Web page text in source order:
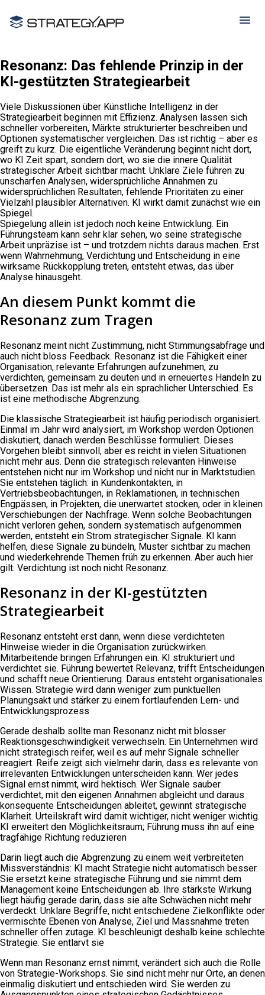
Resonanz: Das fehlende Prinzip in der
KI-gestützten Strategiearbeit
Viele Diskussionen über Künstliche Intelligenz in der
Strategiearbeit beginnen mit Effizienz. Analysen lassen sich
schneller vorbereiten, Märkte strukturierter beschreiben und
Optionen systematischer vergleichen. Das ist richtig – aber es
greift zu kurz. Die eigentliche Veränderung beginnt nicht dort,
wo KI Zeit spart, sondern dort, wo sie die innere Qualität
strategischer Arbeit sichtbar macht. Unklare Ziele führen zu
unscharfen Analysen, widersprüchliche Annahmen zu
widersprüchlichen Resultaten, fehlende Prioritäten zu einer
Vielzahl plausibler Alternativen. KI wirkt damit zunächst wie ein
Spiegel.
Spiegelung allein ist jedoch noch keine Entwicklung. Ein
Führungsteam kann sehr klar sehen, wo seine strategische
Arbeit unpräzise ist – und trotzdem nichts daraus machen. Erst
wenn Wahrnehmung, Verdichtung und Entscheidung in eine
wirksame Rückkopplung treten, entsteht etwas, das über
Analyse hinausgeht.
An diesem Punkt kommt die
Resonanz zum Tragen
Resonanz meint nicht Zustimmung, nicht Stimmungsabfrage und
auch nicht bloss Feedback. Resonanz ist die Fähigkeit einer
Organisation, relevante Erfahrungen aufzunehmen, zu
verdichten, gemeinsam zu deuten und in erneuertes Handeln zu
übersetzen. Das ist mehr als ein sprachlicher Unterschied. Es
ist eine methodische Abgrenzung.
Die klassische Strategiearbeit ist häufig periodisch organisiert.
Einmal im Jahr wird analysiert, im Workshop werden Optionen
diskutiert, danach werden Beschlüsse formuliert. Dieses
Vorgehen bleibt sinnvoll, aber es reicht in vielen Situationen
nicht mehr aus. Denn die strategisch relevanten Hinweise
entstehen nicht nur im Workshop und nicht nur in Marktstudien.
Sie entstehen täglich: in Kundenkontakten, in
Vertriebsbeobachtungen, in Reklamationen, in technischen
Engpässen, in Projekten, die unerwartet stocken, oder in kleinen
Verschiebungen der Nachfrage. Wenn solche Beobachtungen
nicht verloren gehen, sondern systematisch aufgenommen
werden, entsteht ein Strom strategischer Signale. KI kann
helfen, diese Signale zu bündeln, Muster sichtbar zu machen
und wiederkehrende Themen früh zu erkennen. Aber auch hier
gilt: Verdichtung ist noch nicht Resonanz.
Resonanz in der KI-gestützten
Strategiearbeit
Resonanz entsteht erst dann, wenn diese verdichteten
Hinweise wieder in die Organisation zurückwirken.
Mitarbeitende bringen Erfahrungen ein. KI strukturiert und
verdichtet sie. Führung bewertet Relevanz, trifft Entscheidungen
und schafft neue Orientierung. Daraus entsteht organisationales
Wissen. Strategie wird dann weniger zum punktuellen
Planungsakt und stärker zu einem fortlaufenden Lern- und
Entwicklungsprozess
Gerade deshalb sollte man Resonanz nicht mit blosser
Reaktionsgeschwindigkeit verwechseln. Ein Unternehmen wird
nicht strategisch reifer, weil es auf mehr Signale schneller
reagiert. Reife zeigt sich vielmehr darin, dass es relevante von
irrelevanten Entwicklungen unterscheiden kann. Wer jedes
Signal ernst nimmt, wird hektisch. Wer Signale sauber
verdichtet, mit den eigenen Annahmen abgleicht und daraus
konsequente Entscheidungen ableitet, gewinnt strategische
Klarheit. Urteilskraft wird damit wichtiger, nicht weniger wichtig.
KI erweitert den Möglichkeitsraum; Führung muss ihn auf eine
tragfähige Richtung reduzieren
Darin liegt auch die Abgrenzung zu einem weit verbreiteten
Missverständnis: KI macht Strategie nicht automatisch besser.
Sie ersetzt keine strategische Führung und sie nimmt dem
Management keine Entscheidungen ab. Ihre stärkste Wirkung
liegt häufig gerade darin, dass sie alte Schwächen nicht mehr
verdeckt. Unklare Begriffe, nicht entschiedene Zielkonflikte oder
vermischte Ebenen von Analyse, Ziel und Massnahme treten
schneller offen zutage. KI beschleunigt deshalb keine schlechte
Strategie. Sie entlarvt sie
Wenn man Resonanz ernst nimmt, verändert sich auch die Rolle
von Strategie-Workshops. Sie sind nicht mehr nur Orte, an denen
einmalig diskutiert und entschieden wird. Sie werden zu